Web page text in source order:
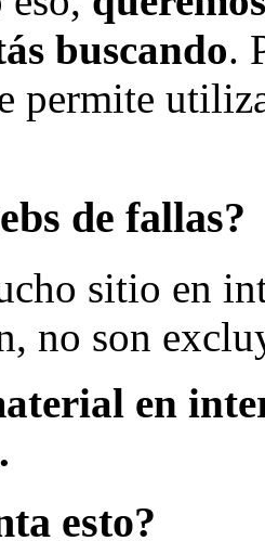
buscando.
permite
de fallas?
sitio en
no son
en
esto?